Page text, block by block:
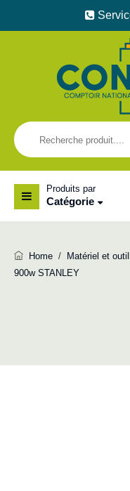
Produits par
Catégorie
Home / Matériel et
900w STANLEY